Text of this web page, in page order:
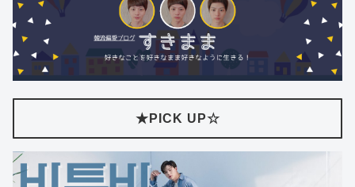
★PICK UP☆